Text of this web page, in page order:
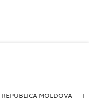
REPUBLICA MOLDOVA